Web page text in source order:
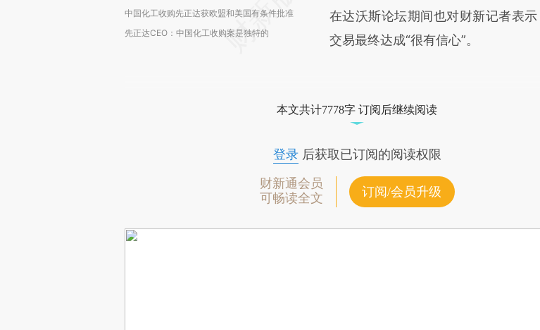
中国化工收购先正达获欧盟和美国有条件批准
先正达CEO：中国化工收购案是独特的
在达沃斯论坛期间也对财新记者表
交易最终达成“很有信心”。
本文共计7778字 订阅后继续阅读
登录后获取已订阅的阅读权限
财新通会员
可畅读全文
订阅/会员升级